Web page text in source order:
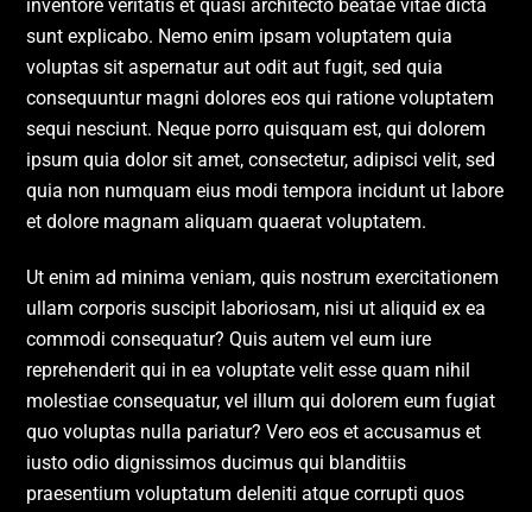
inventore veritatis et quasi architecto beatae vitae dicta
sunt explicabo. Nemo enim ipsam voluptatem quia
voluptas sit aspernatur aut odit aut fugit, sed quia
consequuntur magni dolores eos qui ratione voluptatem
sequi nesciunt. Neque porro quisquam est, qui dolorem
ipsum quia dolor sit amet, consectetur, adipisci velit, sed
quia non numquam eius modi tempora incidunt ut labore
et dolore magnam aliquam quaerat voluptatem.
Ut enim ad minima veniam, quis nostrum exercitationem
ullam corporis suscipit laboriosam, nisi ut aliquid ex ea
commodi consequatur? Quis autem vel eum iure
reprehenderit qui in ea voluptate velit esse quam nihil
molestiae consequatur, vel illum qui dolorem eum fugiat
quo voluptas nulla pariatur? Vero eos et accusamus et
iusto odio dignissimos ducimus qui blanditiis
praesentium voluptatum deleniti atque corrupti quos